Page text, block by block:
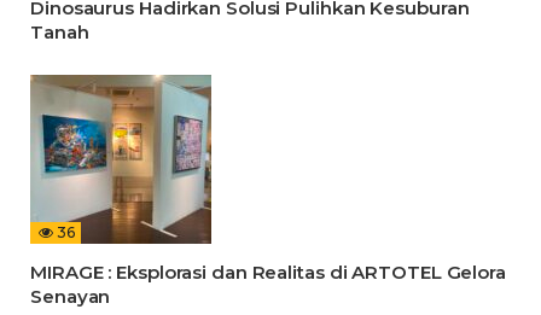
Dinosaurus Hadirkan Solusi Pulihkan Kesuburan
Tanah
36
MIRAGE : Eksplorasi dan Realitas di ARTOTEL Gelora
Senayan